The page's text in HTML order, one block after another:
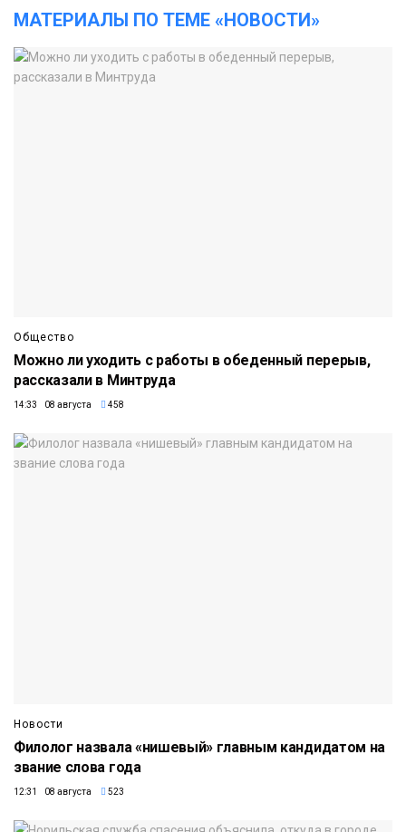
МАТЕРИАЛЫ ПО ТЕМЕ «НОВОСТИ»
Общество
Можно ли уходить с работы в обеденный перерыв,
рассказали в Минтруда
14:33 08 августа 458
Новости
Филолог назвала «нишевый» главным кандидатом на
звание слова года
12:31 08 августа 523